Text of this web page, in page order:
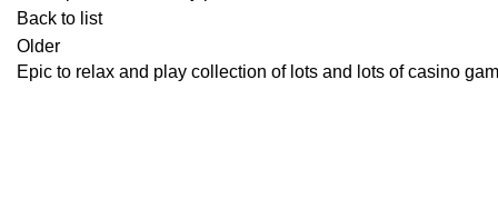
Back to list
Older
Epic to relax and play collection of lots and lots of casino